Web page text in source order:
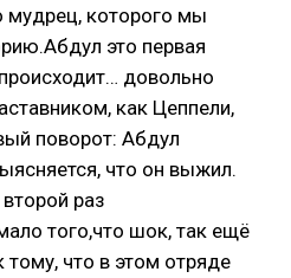
которого мы
это первая
довольно
как Цеппели,
поворот: Абдул
что он выжил.
раз
того,что шок, так ещё
тому, что в этом отряде